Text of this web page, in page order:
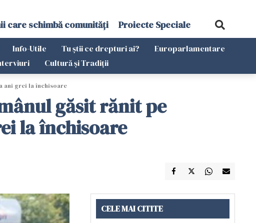
care schimbă comunități Proiecte Speciale
Info-Utile Tu știi ce drepturi ai?
Europarlamentare
Cultură și Tradiții
ani grei la închisoare
găsit rănit pe
la închisoare
CELE MAI CITITE